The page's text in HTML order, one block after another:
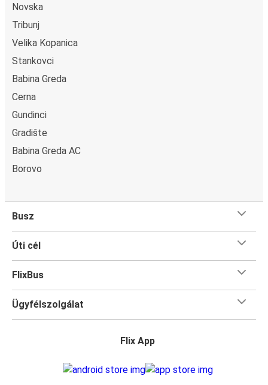
Novska
Tribunj
Velika Kopanica
Stankovci
Babina Greda
Cerna
Gundinci
Gradište
Babina Greda AC
Borovo
Busz
Úti cél
FlixBus
Ügyfélszolgálat
Flix App